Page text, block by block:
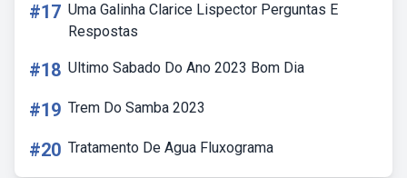
#17 Uma Galinha Clarice Lispector Perguntas E
Respostas
#18 Ultimo Sabado Do Ano 2023 Bom Dia
#19 Trem Do Samba 2023
#20 Tratamento De Agua Fluxograma